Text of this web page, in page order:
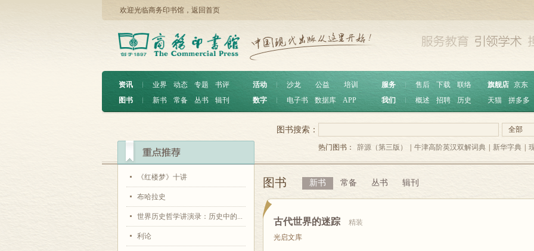
欢迎光临商务印书馆， 返回首页
资讯 ︱ 业界 动态 专题
书评
图书
︱ 新书 常备 丛书 辑刊
活动 沙龙 公益
培训
数字
电子书 数据库 APP
服务 ︱ 售后 下载
联络
我们
概述 招聘 历史
旗舰店 京东
天猫
拼多多
《红楼梦》十讲
布哈拉史
世界历史哲学讲演录：历史中的...
利论
全部
图书搜索：
热门图书： 辞源（第三版） 牛津高阶英汉双解词典 新华字典
图书 新书 常备 丛书 辑刊
古代世界的迷踪
精装
光启文库